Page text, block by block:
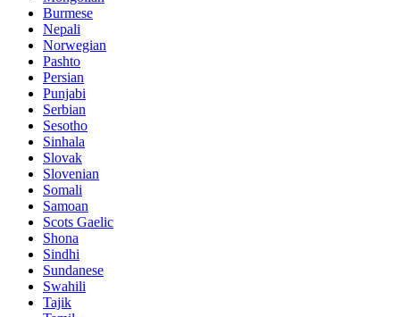
Burmese
Nepali
Norwegian
Pashto
Persian
Punjabi
Serbian
Sesotho
Sinhala
Slovak
Slovenian
Somali
Samoan
Scots Gaelic
Shona
Sindhi
Sundanese
Swahili
Tajik